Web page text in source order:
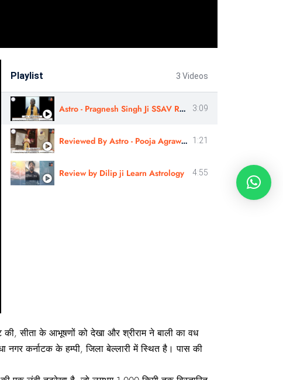
Playlist 3 Videos
Astro - Pragnesh Singh Ji SSAV Review 3:09
Reviewed By Astro - Pooja Agrawal Ji | Sshree Astro Vastu #astrology #nakshatra 1:21
Review by Dilip ji Learn Astrology 4:55
सीता के आभूषणों को देखा और श्रीराम ने बाली का वध
नगर कर्नाटक के हम्पी, जिला बेल्लारी में स्थित है। पास की